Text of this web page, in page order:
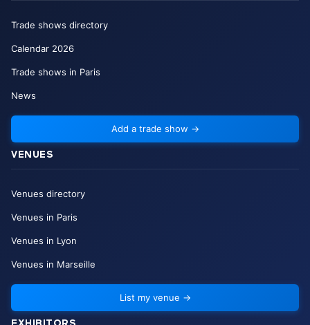
Trade shows directory
Calendar 2026
Trade shows in Paris
News
Add a trade show →
VENUES
Venues directory
Venues in Paris
Venues in Lyon
Venues in Marseille
List my venue →